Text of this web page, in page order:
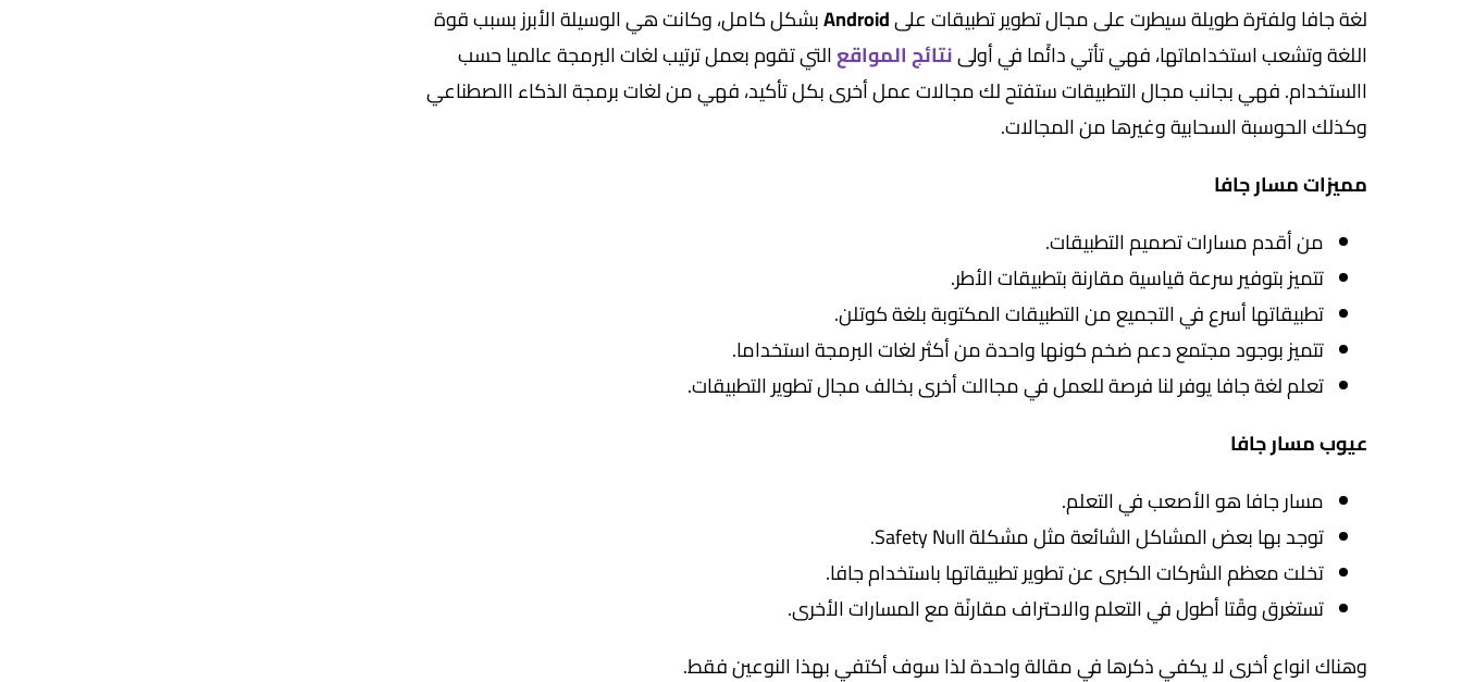
لغة جافا ولفترة طويلة سيطرت على مجال تطوير تطبيقات علىAndroidبشكل كامل، وكانت هي الوسيلة الأبرز بسبب قوة
اللغة وتشعب استخداماتها، فهي تأتي دائًما في أولىنتائج المواقعالتي تقوم بعمل ترتيب لغات البرمجة عالميا حسب
االستخدام. فهي بجانب مجال التطبيقات ستفتح لك مجالات عمل أخرى بكل تأكيد، فهي من لغات برمجة الذكاء االصطناعي
وكذلك الحوسبة السحابية وغيرها من المجالات.
مميزات مسار جافا
من أقدم مسارات تصميم التطبيقات.
تتميز بتوفير سرعة قياسية مقارنة بتطبيقات الأطر.
تطبيقاتها أسرع في التجميع من التطبيقات المكتوبة بلغة كوتلن.
تتميز بوجود مجتمع دعم ضخم كونها واحدة من أكثر لغات البرمجة استخداما.
تعلم لغة جافا يوفر لنا فرصة للعمل في مجاالت أخرى بخالف مجال تطوير التطبيقات.
عيوب مسار جافا
مسار جافا هو الأصعب في التعلم.
توجد بها بعض المشاكل الشائعة مثل مشكلة Safety Null.
تخلت معظم الشركات الكبرى عن تطوير تطبيقاتها باستخدام جافا.
تستغرق وقًتا أطول في التعلم والاحتراف مقارنًة مع المسارات الأخرى.
وهناك انواع أخرى لا يكفي ذكرها في مقالة واحدة لذا سوف أكتفي بهذا النوعين فقط.